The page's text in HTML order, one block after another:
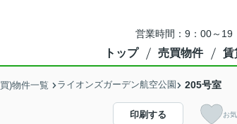
営業時間：9：00～
トップ 売買物件 賃
)物件一覧 ライオンズガーデン航空公園 205号室
印刷する お